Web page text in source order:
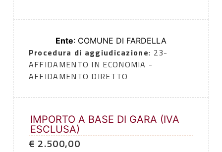
Ente: COMUNE DI FARDELLA
Procedura di aggiudicazione: 23-
AFFIDAMENTO IN ECONOMIA -
AFFIDAMENTO DIRETTO
IMPORTO A BASE DI GARA (IVA
ESCLUSA)
€ 2.500,00